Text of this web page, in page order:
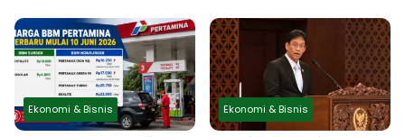
Resmi, Cek Daftar Daerah
dan Jadwal Pencairan
Liter BBM
Ekonomi & Bisnis Ekonomi & Bisnis